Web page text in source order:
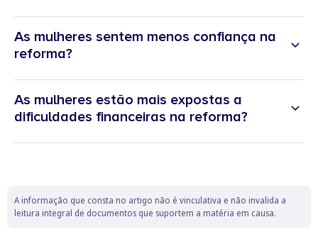
As mulheres sentem menos confiança na
reforma?
As mulheres estão mais expostas a
dificuldades financeiras na reforma?
A informação que consta no artigo não é vinculativa e não invalida a
leitura integral de documentos que suportem a matéria em causa.